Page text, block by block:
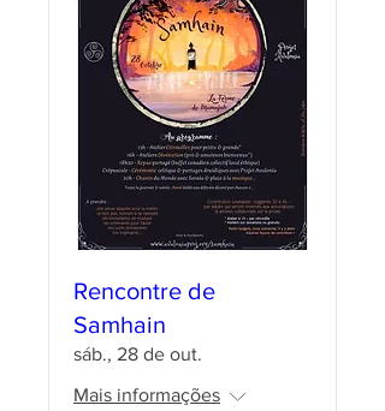
Rencontre de
Samhain
sáb., 28 de out.
Mais informações